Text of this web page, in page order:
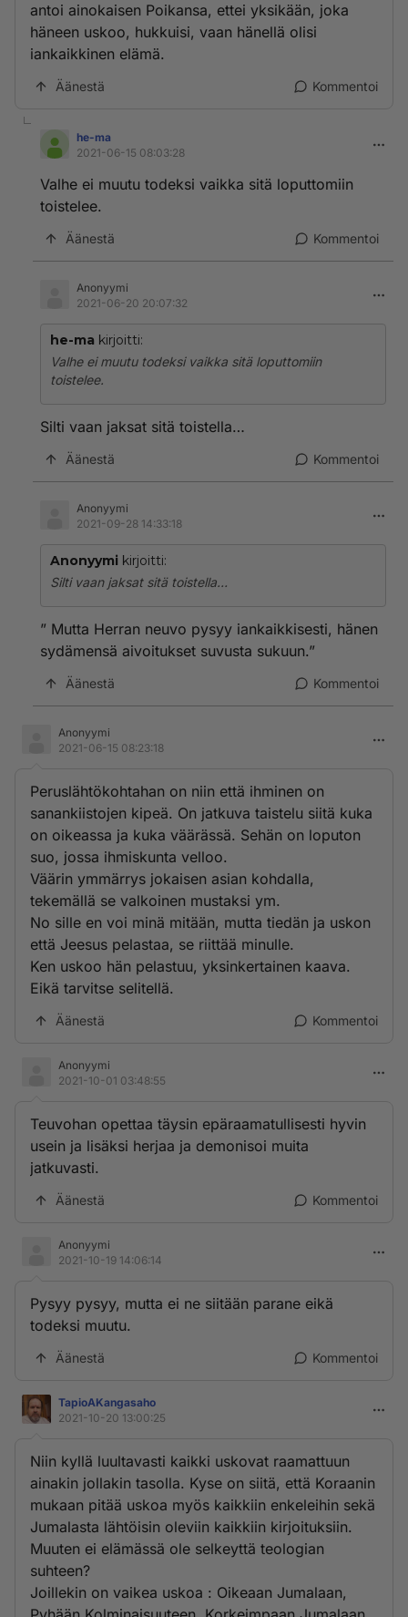
antoi ainokaisen Poikansa, ettei yksikään, joka
häneen uskoo, hukkuisi, vaan hänellä olisi
iankaikkinen elämä.
Äänestä Kommentoi
he-ma
2021-06-15 08:03:28
Valhe ei muutu todeksi vaikka sitä loputtomiin
toistelee.
Äänestä Kommentoi
Anonyymi
2021-06-20 20:07:32
he-ma kirjoitti:
Valhe ei muutu todeksi vaikka sitä loputtomiin
toistelee.
Silti vaan jaksat sitä toistella…
Äänestä Kommentoi
Anonyymi
2021-09-28 14:33:18
Anonyymi kirjoitti:
Silti vaan jaksat sitä toistella…
” Mutta Herran neuvo pysyy iankaikkisesti, hänen
sydämensä aivoitukset suvusta sukuun.”
Äänestä Kommentoi
Anonyymi
2021-06-15 08:23:18
Peruslähtökohtahan on niin että ihminen on
sanankiistojen kipeä. On jatkuva taistelu siitä kuka
on oikeassa ja kuka väärässä. Sehän on loputon
suo, jossa ihmiskunta velloo.
Väärin ymmärrys jokaisen asian kohdalla,
tekemällä se valkoinen mustaksi ym.
No sille en voi minä mitään, mutta tiedän ja uskon
että Jeesus pelastaa, se riittää minulle.
Ken uskoo hän pelastuu, yksinkertainen kaava.
Eikä tarvitse selitellä.
Äänestä Kommentoi
Anonyymi
2021-10-01 03:48:55
Teuvohan opettaa täysin epäraamatullisesti hyvin
usein ja lisäksi herjaa ja demonisoi muita
jatkuvasti.
Äänestä Kommentoi
Anonyymi
2021-10-19 14:06:14
Pysyy pysyy, mutta ei ne siitään parane eikä
todeksi muutu.
Äänestä Kommentoi
TapioAKangasaho
2021-10-20 13:00:25
Niin kyllä luultavasti kaikki uskovat raamattuun
ainakin jollakin tasolla. Kyse on siitä, että Koraanin
mukaan pitää uskoa myös kaikkiin enkeleihin sekä
Jumalasta lähtöisin oleviin kaikkiin kirjoituksiin.
Muuten ei elämässä ole selkeyttä teologian
suhteen?
Joillekin on vaikea uskoa : Oikeaan Jumalaan,